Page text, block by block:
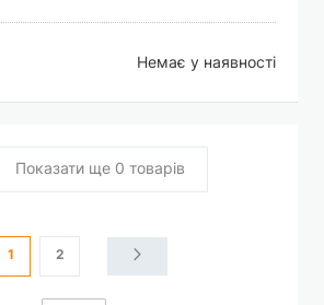
Немає у наявності
Показати ще 0 товарів
You're currently reading page
1 Сторінка
2